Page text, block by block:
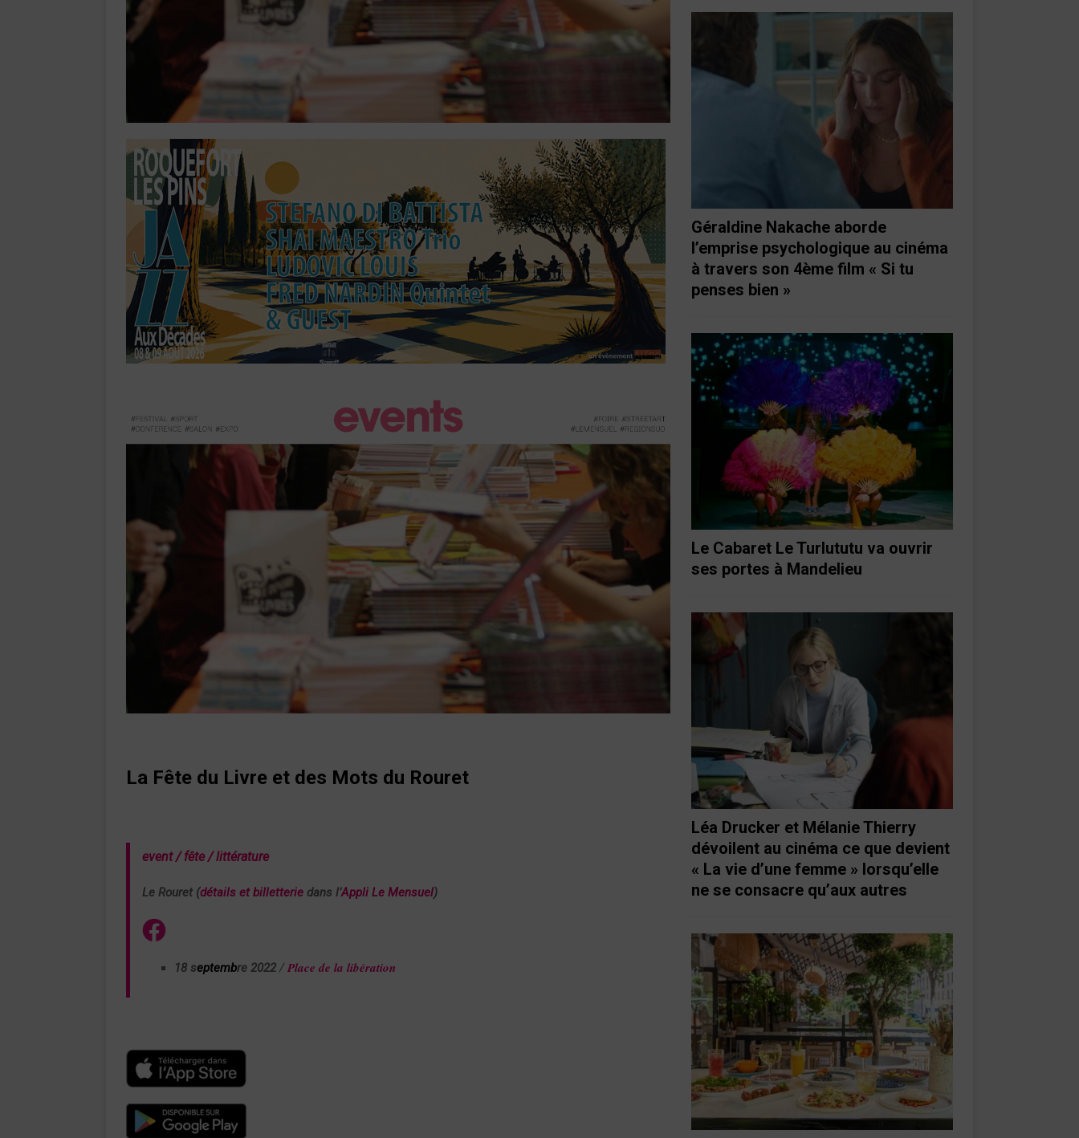
La Fête du Livre et des Mots du Rouret
event/ fête / littérature
Le Rouret (détails et billetterie dans l’Appli Le Mensuel)
18 septembre 2022 / Place de la libération
Géraldine Nakache aborde
l’emprise psychologique au cinéma
à travers son 4ème film « Si tu
penses bien »
Le Cabaret Le Turlututu va ouvrir
ses portes à Mandelieu
Léa Drucker et Mélanie Thierry
dévoilent au cinéma ce que devient
« La vie d’une femme » lorsqu’elle
ne se consacre qu’aux autres